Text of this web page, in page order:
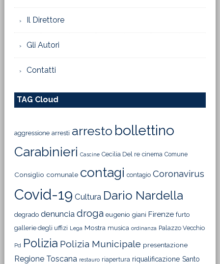
Il Direttore
Gli Autori
Contatti
TAG Cloud
aggressione arresti arresto bollettino
Carabinieri Cascine Cecilia Del re cinema Comune
Consiglio comunale contagi contagio Coronavirus
Covid-19 Cultura Dario Nardella
degrado denuncia droga eugenio giani Firenze furto
gallerie degli uffizi Lega Mostra musica ordinanza Palazzo Vecchio
Pd Polizia Polizia Municipale presentazione
Regione Toscana restauro riapertura riqualificazione Santo